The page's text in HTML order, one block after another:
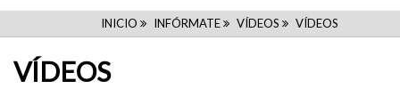
RUTA
INICIO INFÓRMATE VÍDEOS VÍDEOS
VÍDEOS